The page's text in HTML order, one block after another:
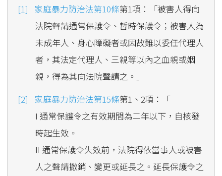
家庭暴力防治法第10條第1項：「被害人得向
法院聲請通常保護令、暫時保護令；被害人為
未成年人、身心障礙者或因故難以委任代理人
者，其法定代理人、三親等以內之血親或姻
親，得為其向法院聲請之。」
家庭暴力防治法第15條第1、2項：「
I 通常保護令之有效期間為二年以下，自核發
時起生效。
II 通常保護令失效前，法院得依當事人或被害
人之聲請撤銷、變更或延長之。延長保護令之